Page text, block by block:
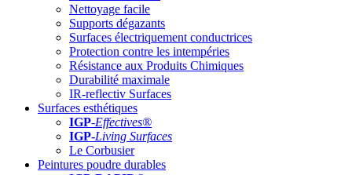
Nettoyage facile
Supports dégazants
Surfaces électriquement conductrices
Protection contre les intempéries
Résistance aux Produits Chimiques
Durabilité maximale
IR-reflectiv Surfaces
Surfaces esthétiques
IGP-Effectives®
IGP-Living Surfaces
Le Corbusier
Peintures poudre durables